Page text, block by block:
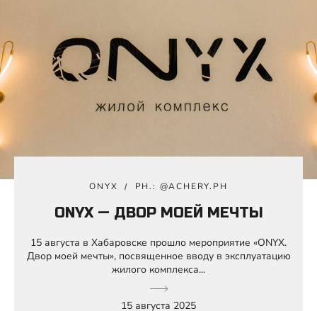
ONYX PH.: @ACHERY.PH
ONYX — ДВОР МОЕЙ МЕЧТЫ
15 августа в Хабаровске прошло мероприятие «ONYX.
Двор моей мечты», посвященное вводу в эксплуатацию
жилого комплекса...
15 августа 2025